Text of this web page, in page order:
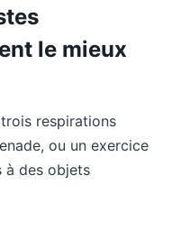
le mieux
respirations
ou un exercice
à des objets